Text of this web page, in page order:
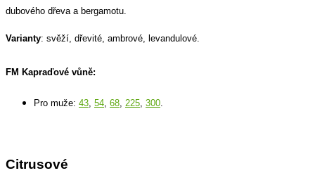
dubového dřeva a bergamotu.
Varianty: svěží, dřevité, ambrové, levandulové.
FM Kapraďové vůně:
Pro muže: 43 54 68 225 300
Citrusové